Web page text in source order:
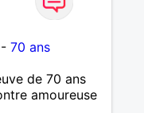
-70 ans
de 70 ans
amoureuse